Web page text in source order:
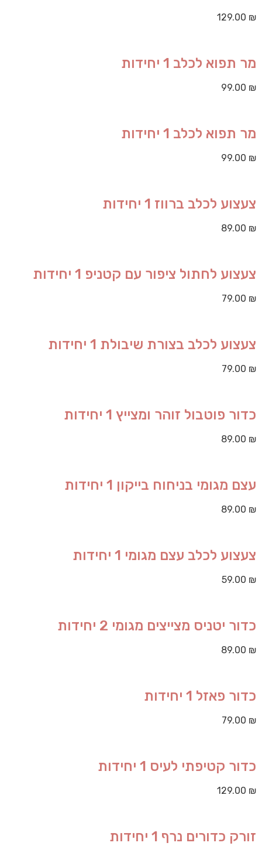
129.00 ₪
מר תפוא לכלב 1 יחידות
99.00 ₪
מר תפוא לכלב 1 יחידות
99.00 ₪
צעצוע לכלב ברווז 1 יחידות
89.00 ₪
צעצוע לחתול ציפור עם קטניפ 1 יחידות
79.00 ₪
צעצוע לכלב בצורת שיבולת 1 יחידות
79.00 ₪
כדור פוטבול זוהר ומצייץ 1 יחידות
89.00 ₪
עצם מגומי בניחוח בייקון 1 יחידות
89.00 ₪
צעצוע לכלב עצם מגומי 1 יחידות
59.00 ₪
כדור יטניס מצייצים מגומי 2 יחידות
89.00 ₪
כדור פאזל 1 יחידות
79.00 ₪
כדור קטיפתי לעיס 1 יחידות
129.00 ₪
זורק כדורים נרף 1 יחידות